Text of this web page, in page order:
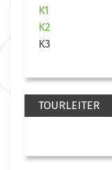
K1
K2
K3
TOURLEITER